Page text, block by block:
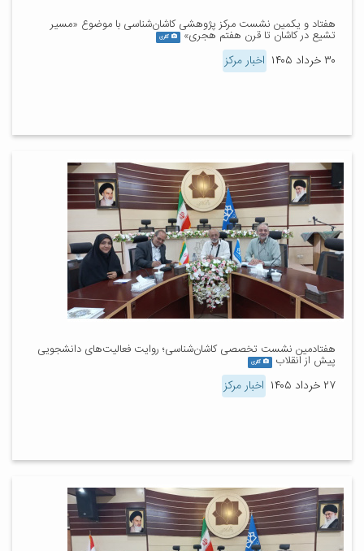
هفتاد و یکمین نشست مرکز پژوهشی کاشان‌شناسی با موضوع «مسیر
تشیع در کاشان تا قرن هفتم هجری» گالری
۳۰ خرداد ۱۴۰۵ اخبار مرکز
هفتادمین نشست تخصصی کاشان‌شناسی؛ روایت فعالیت‌های دانشجویی
پیش از انقلاب گالری
۲۷ خرداد ۱۴۰۵ اخبار مرکز